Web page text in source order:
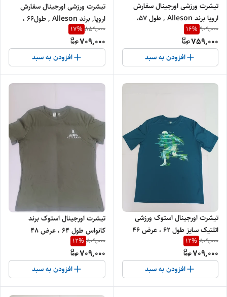
تیشرت ورزشی اورجینال سفارش
اروپا برند Alleson , طول 57،
عرض 40
909,000
16%
759,000
افزودن به سبد
تیشرت ورزشی اورجینال سفارش
اروپا, برند Alleson , طول66 ،
عرض 42 , کد26
859,000
17%
709,000
افزودن به سبد
تیشرت اورجینال استوک ورزشی
اتلتیک سایز طول 62 ، عرض 46
809,000
12%
709,000
افزودن به سبد
تیشرت اورجینال استوک برند
کانواس طول 64 ، عرض 48
809,000
12%
709,000
افزودن به سبد